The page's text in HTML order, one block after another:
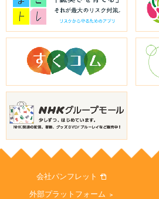
会社パンフレット
外部プラットフォーム